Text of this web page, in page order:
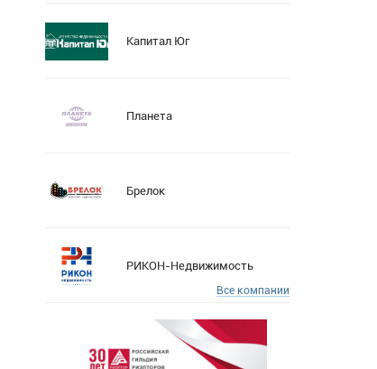
Капитал Юг
Планета
Брелок
РИКОН-Недвижимость
Все компании